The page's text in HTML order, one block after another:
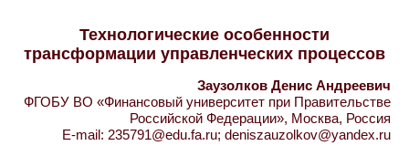
Технологические особенности
трансформации управленческих процессов
Заузолков Денис Андреевич
ФГОБУ ВО «Финансовый университет при Правительстве
Российской Федерации», Москва, Россия
E-mail: 235791@edu.fa.ru; deniszauzolkov@yandex.ru